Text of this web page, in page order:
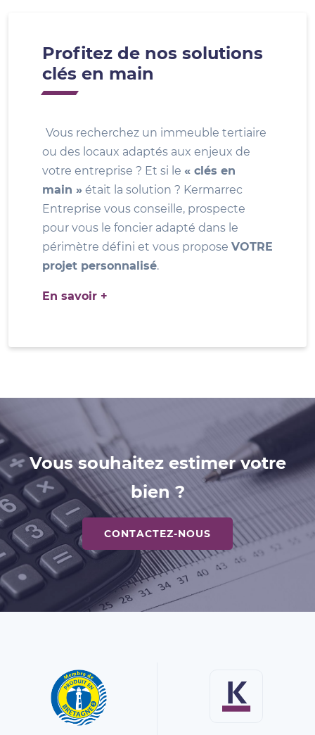
Profitez de nos solutions
clés en main
Vous recherchez un immeuble tertiaire
ou des locaux adaptés aux enjeux de
votre entreprise ? Et si le « clés en
main » était la solution ? Kermarrec
Entreprise vous conseille, prospecte
pour vous le foncier adapté dans le
périmètre défini et vous propose VOTRE
projet personnalisé.
En savoir +
Vous souhaitez estimer votre
bien ?
CONTACTEZ-NOUS